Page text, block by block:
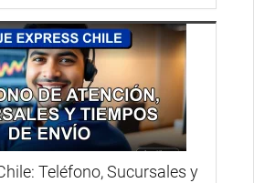
Teléfono, Sucursales y